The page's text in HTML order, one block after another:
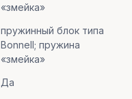
«змейка»
пружинный блок типа
Bonnell; пружина
«змейка»
Да